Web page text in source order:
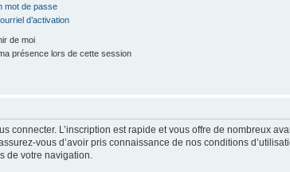
mot de passe
d’activation
de moi
présence lors de cette session
connecter. L’inscription est rapide et vous offre de nombreux
vous d’avoir pris connaissance de nos conditions
de votre navigation.